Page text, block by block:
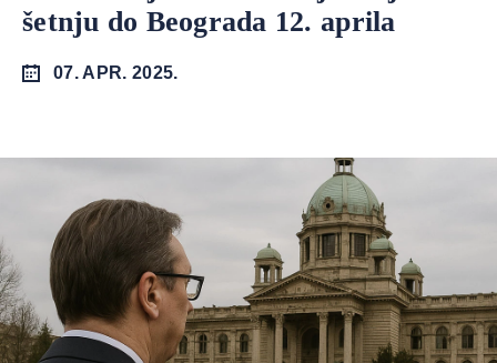
šetnju do Beograda 12. aprila
07. APR. 2025.